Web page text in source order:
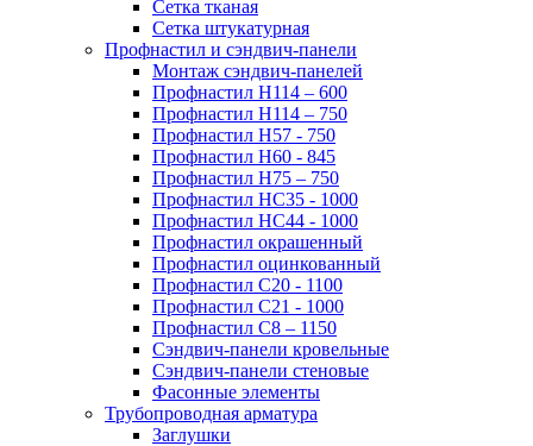
Сетка тканая
Сетка штукатурная
Профнастил и сэндвич-панели
Монтаж сэндвич-панелей
Профнастил Н114 – 600
Профнастил Н114 – 750
Профнастил Н57 - 750
Профнастил Н60 - 845
Профнастил Н75 – 750
Профнастил НС35 - 1000
Профнастил НС44 - 1000
Профнастил окрашенный
Профнастил оцинкованный
Профнастил С20 - 1100
Профнастил С21 - 1000
Профнастил С8 – 1150
Сэндвич-панели кровельные
Сэндвич-панели стеновые
Фасонные элементы
Трубопроводная арматура
Заглушки